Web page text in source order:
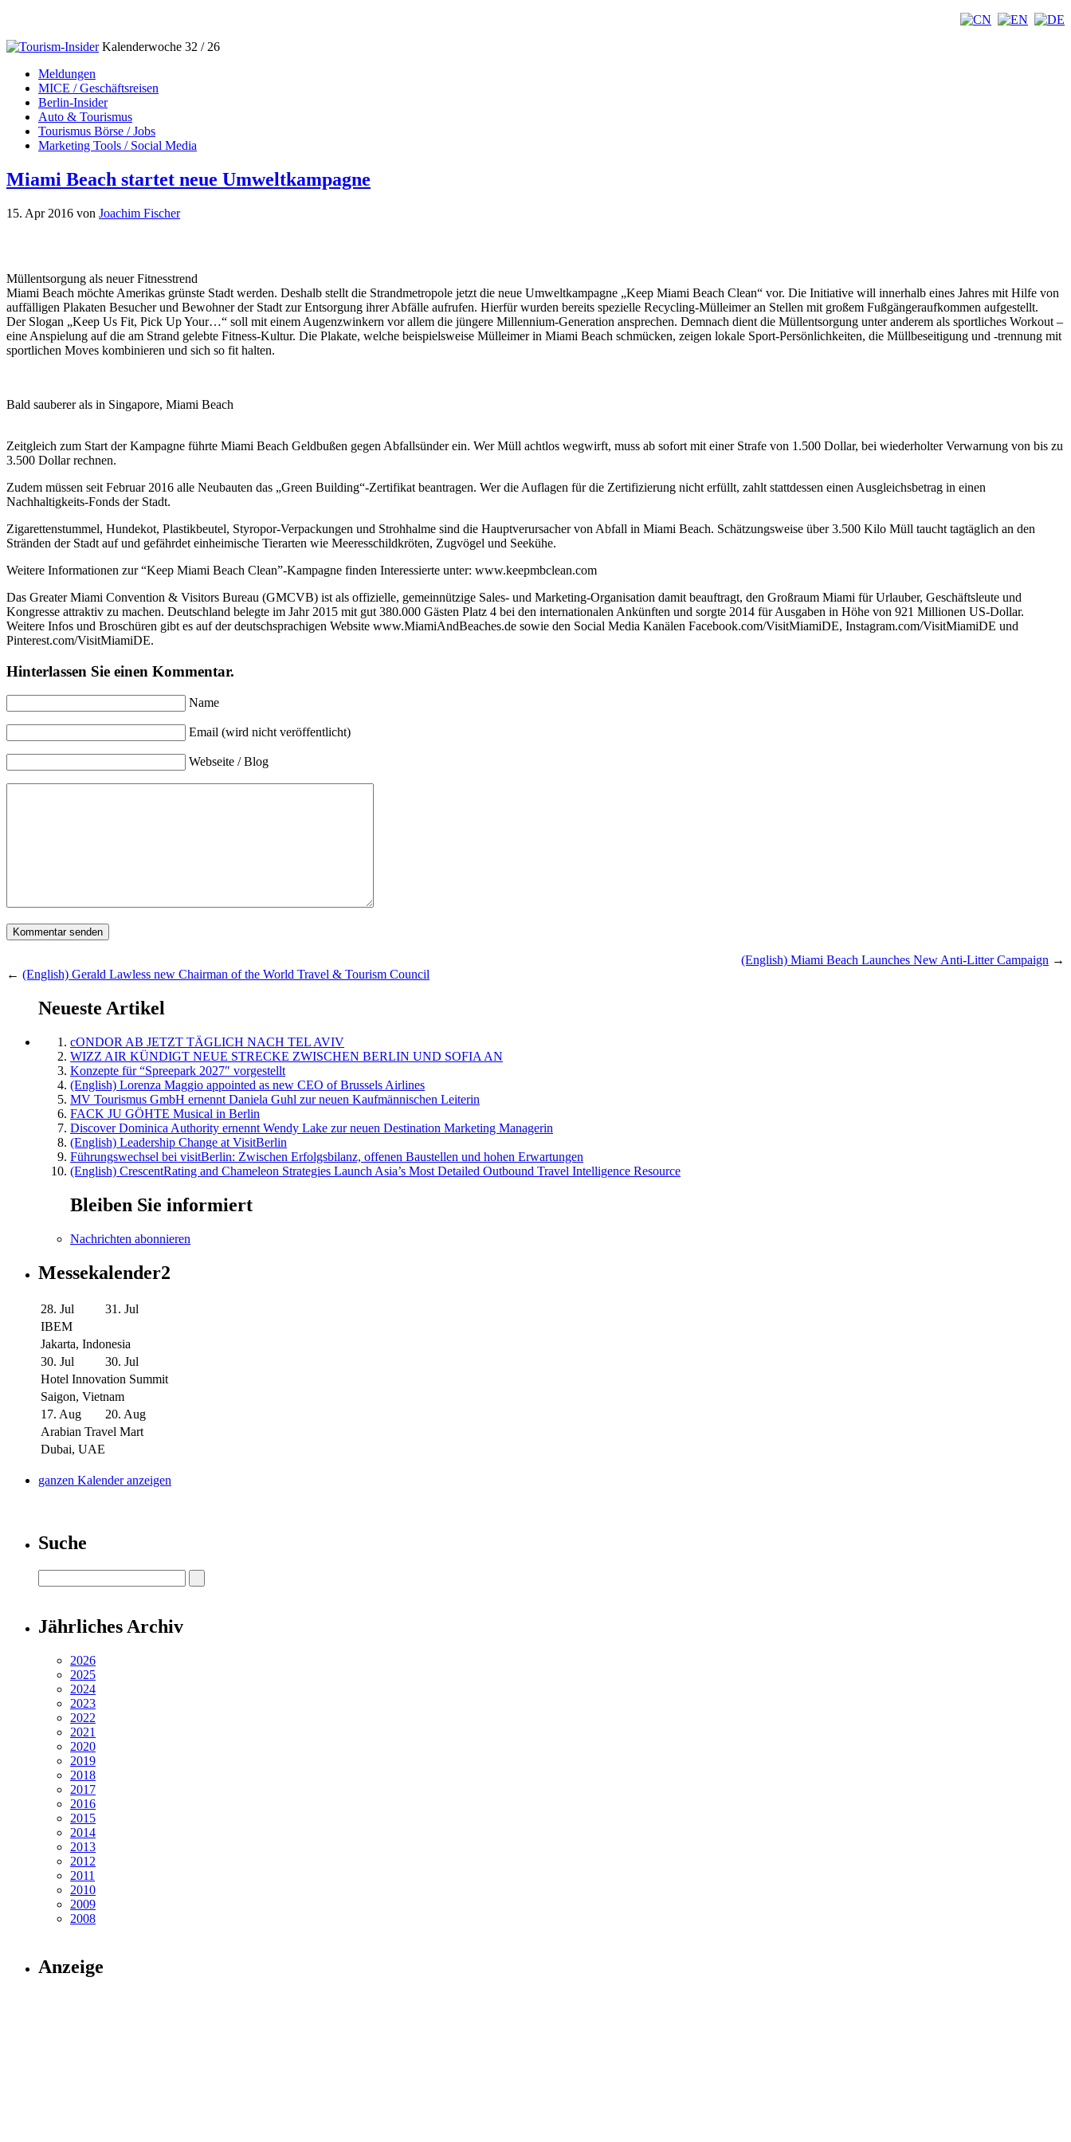
Kalenderwoche 32 / 26
Meldungen
MICE / Geschäftsreisen
Berlin-Insider
Auto & Tourismus
Tourismus Börse / Jobs
Marketing Tools / Social Media
Miami Beach startet neue Umweltkampagne
15. Apr 2016 von Joachim Fischer
Müllentsorgung als neuer Fitnesstrend
Miami Beach möchte Amerikas grünste Stadt werden. Deshalb stellt die Strandmetropole jetzt die neue Umweltkampagne „Keep Miami Beach Clean“ vor. Die Initiative will innerhalb eines Jahres mit Hilfe von
auffälligen Plakaten Besucher und Bewohner der Stadt zur Entsorgung ihrer Abfälle aufrufen. Hierfür wurden bereits spezielle Recycling-Mülleimer an Stellen mit großem Fußgängeraufkommen aufgestellt.
Der Slogan „Keep Us Fit, Pick Up Your…“ soll mit einem Augenzwinkern vor allem die jüngere Millennium-Generation ansprechen. Demnach dient die Müllentsorgung unter anderem als sportliches Workout –
eine Anspielung auf die am Strand gelebte Fitness-Kultur. Die Plakate, welche beispielsweise Mülleimer in Miami Beach schmücken, zeigen lokale Sport-Persönlichkeiten, die Müllbeseitigung und -trennung mit
sportlichen Moves kombinieren und sich so fit halten.
Bald sauberer als in Singapore, Miami Beach
Zeitgleich zum Start der Kampagne führte Miami Beach Geldbußen gegen Abfallsünder ein. Wer Müll achtlos wegwirft, muss ab sofort mit einer Strafe von 1.500 Dollar, bei wiederholter Verwarnung von bis zu
3.500 Dollar rechnen.
Zudem müssen seit Februar 2016 alle Neubauten das „Green Building“-Zertifikat beantragen. Wer die Auflagen für die Zertifizierung nicht erfüllt, zahlt stattdessen einen Ausgleichsbetrag in einen
Nachhaltigkeits-Fonds der Stadt.
Zigarettenstummel, Hundekot, Plastikbeutel, Styropor-Verpackungen und Strohhalme sind die Hauptverursacher von Abfall in Miami Beach. Schätzungsweise über 3.500 Kilo Müll taucht tagtäglich an den
Stränden der Stadt auf und gefährdet einheimische Tierarten wie Meeresschildkröten, Zugvögel und Seekühe.
Weitere Informationen zur “Keep Miami Beach Clean”-Kampagne finden Interessierte unter: www.keepmbclean.com
Das Greater Miami Convention & Visitors Bureau (GMCVB) ist als offizielle, gemeinnützige Sales- und Marketing-Organisation damit beauftragt, den Großraum Miami für Urlauber, Geschäftsleute und
Kongresse attraktiv zu machen. Deutschland belegte im Jahr 2015 mit gut 380.000 Gästen Platz 4 bei den internationalen Ankünften und sorgte 2014 für Ausgaben in Höhe von 921 Millionen US-Dollar.
Weitere Infos und Broschüren gibt es auf der deutschsprachigen Website www.MiamiAndBeaches.de sowie den Social Media Kanälen Facebook.com/VisitMiamiDE, Instagram.com/VisitMiamiDE und
Pinterest.com/VisitMiamiDE.
Hinterlassen Sie einen Kommentar.
Name
Email (wird nicht veröffentlicht)
Webseite / Blog
(English) Miami Beach Launches New Anti-Litter Campaign →
← (English) Gerald Lawless new Chairman of the World Travel & Tourism Council
Neueste Artikel
cONDOR AB JETZT TÄGLICH NACH TEL AVIV
WIZZ AIR KÜNDIGT NEUE STRECKE ZWISCHEN BERLIN UND SOFIA AN
Konzepte für “Spreepark 2027″ vorgestellt
(English) Lorenza Maggio appointed as new CEO of Brussels Airlines
MV Tourismus GmbH ernennt Daniela Guhl zur neuen Kaufmännischen Leiterin
FACK JU GÖHTE Musical in Berlin
Discover Dominica Authority ernennt Wendy Lake zur neuen Destination Marketing Managerin
(English) Leadership Change at VisitBerlin
Führungswechsel bei visitBerlin: Zwischen Erfolgsbilanz, offenen Baustellen und hohen Erwartungen
(English) CrescentRating and Chameleon Strategies Launch Asia’s Most Detailed Outbound Travel Intelligence Resource
Bleiben Sie informiert
Nachrichten abonnieren
Messekalender2
28. Jul
31. Jul
IBEM
Jakarta, Indonesia
30. Jul
30. Jul
Hotel Innovation Summit
Saigon, Vietnam
17. Aug
20. Aug
Arabian Travel Mart
Dubai, UAE
ganzen Kalender anzeigen
Suche
Jährliches Archiv
2026
2025
2024
2023
2022
2021
2020
2019
2018
2017
2016
2015
2014
2013
2012
2011
2010
2009
2008
Anzeige